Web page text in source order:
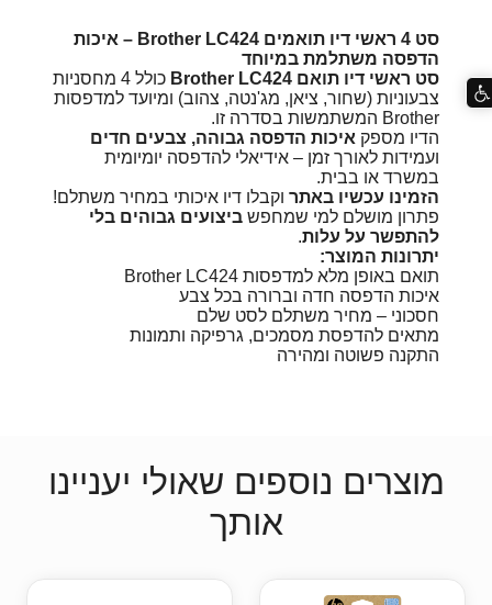
סט 4 ראשי דיו תואמים Brother LC424 – איכות
הדפסה משתלמת במיוחד
סט ראשי דיו תואם Brother LC424
כולל 4 מחסניות
צבעוניות (שחור, ציאן, מג'נטה, צהוב) ומיועד למדפסות
Brother המשתמשות בסדרה זו.
הדיו מספק איכות הדפסה גבוהה, צבעים חדים
ועמידות לאורך זמן – אידיאלי להדפסה יומיומית
במשרד או בבית.
הזמינו עכשיו באתר וקבלו דיו איכותי במחיר משתלם!
פתרון מושלם למי שמחפש ביצועים גבוהים בלי
להתפשר על עלות.
יתרונות המוצר:
תואם באופן מלא למדפסות Brother LC424
איכות הדפסה חדה וברורה בכל צבע
חסכוני – מחיר משתלם לסט שלם
מתאים להדפסת מסמכים, גרפיקה ותמונות
התקנה פשוטה ומהירה
מוצרים נוספים שאולי יעניינו
אותך